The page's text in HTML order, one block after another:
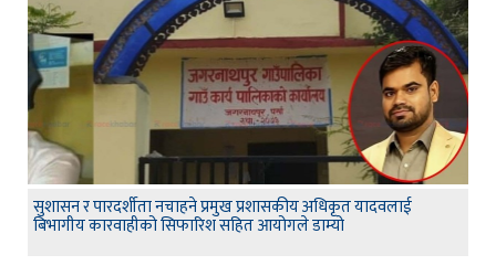
सुशासन र पारदर्शीता नचाहने प्रमुख प्रशासकीय अधिकृत यादवलाई
बिभागीय कारवाहीको सिफारिश सहित आयोगले डाम्यो